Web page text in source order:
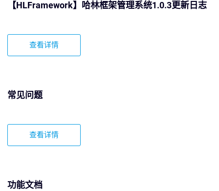
【HLFramework】哈林框架管理系统1.0.3更新日志
查看详情
常见问题
查看详情
功能文档